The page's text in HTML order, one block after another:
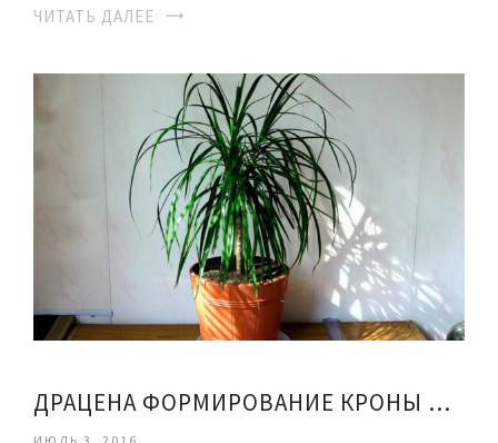
ЧИТАТЬ ДАЛЕЕ
ДРАЦЕНА ФОРМИРОВАНИЕ КРОНЫ В ДОМАШНИХ УСЛОВИЯХ